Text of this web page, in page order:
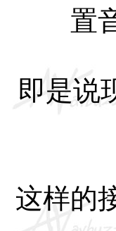
置
即是说
这样的